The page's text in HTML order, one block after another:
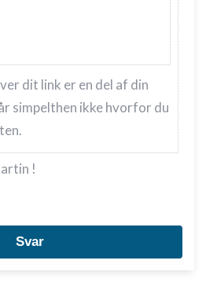
dit link er en del af din
simpelthen ikke hvorfor du
!
Svar